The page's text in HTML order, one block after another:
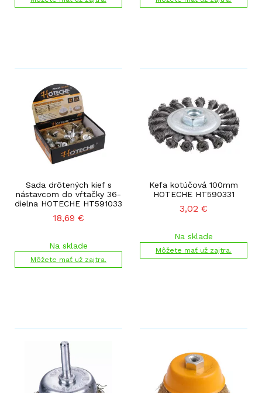
Sada drôtených kief s
nástavcom do vŕtačky 36-
dielna HOTECHE HT591033
18,69 €
Na sklade
Môžete mať už zajtra.
Kefa kotúčová 100mm
HOTECHE HT590331
3,02 €
Na sklade
Môžete mať už zajtra.